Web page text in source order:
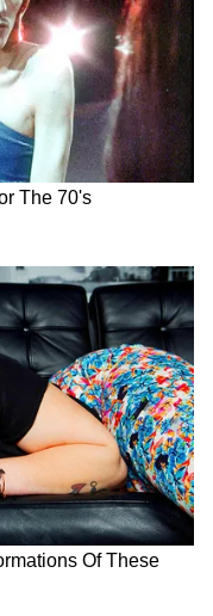
विवाद" की
चाहिए और
2(1)(c) के तहत
कोर्ट द्वारा सुने
अधिनियम की
के उल्लंघन के
भले ही वादी के
उपाय कंपनी
कोर्ट के समक्ष।
विवाद का गठन
द्वारा दायर
सभी दस्तावेजों के
के समक्ष प्रस्तुत
2 मई, 2026
और लागतों के संबंध